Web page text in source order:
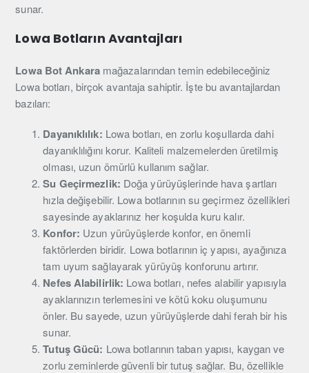
sunar.
Lowa Botların Avantajları
Lowa Bot Ankaramağazalarından temin edebileceğiniz
Lowa botları, birçok avantaja sahiptir. İşte bu avantajlardan
bazıları:
Dayanıklılık: Lowa botları, en zorlu koşullarda dahi
dayanıklılığını korur. Kaliteli malzemelerden üretilmiş
olması, uzun ömürlü kullanım sağlar.
Su Geçirmezlik: Doğa yürüyüşlerinde hava şartları
hızla değişebilir. Lowa botlarının su geçirmez özellikleri
sayesinde ayaklarınız her koşulda kuru kalır.
Konfor: Uzun yürüyüşlerde konfor, en önemli
faktörlerden biridir. Lowa botlarının iç yapısı, ayağınıza
tam uyum sağlayarak yürüyüş konforunu artırır.
Nefes Alabilirlik: Lowa botları, nefes alabilir yapısıyla
ayaklarınızın terlemesini ve kötü koku oluşumunu
önler. Bu sayede, uzun yürüyüşlerde dahi ferah bir his
sunar.
Tutuş Gücü: Lowa botlarının taban yapısı, kaygan ve
zorlu zeminlerde güvenli bir tutuş sağlar. Bu, özellikle